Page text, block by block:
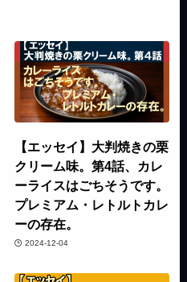
【エッセイ】大判焼きの栗
クリーム味。第4話、カレ
ーライスはごちそうです。
プレミアム・レトルトカレ
ーの存在。
2024-12-04